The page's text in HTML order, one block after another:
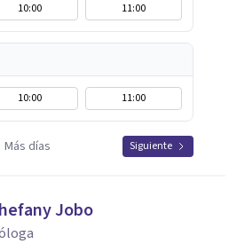
10:00 11:00
10:00 11:00
Más días Siguiente
Jobo